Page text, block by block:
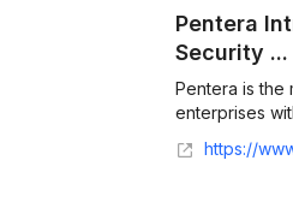
Pentera
Security ...
Pentera is the
enterprises
https://www.prnewswire.com/il/news-